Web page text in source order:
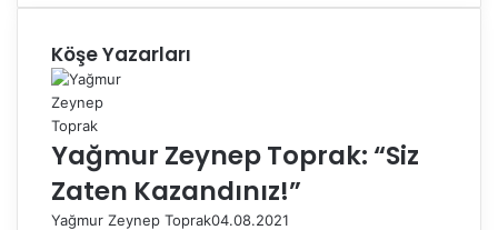
Köşe Yazarları
Yağmur Zeynep Toprak: “Siz
Zaten Kazandınız!”
Yağmur Zeynep Toprak04.08.2021